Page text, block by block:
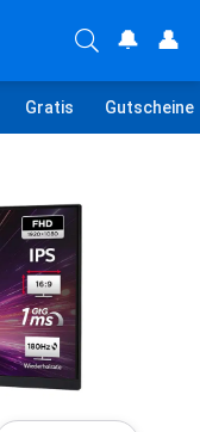
🔔 👤
Gratis Gutscheine